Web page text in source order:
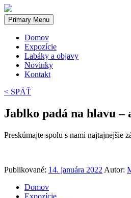
Primary Menu
Domov
Expozície
Labáky a objavy
Novinky
Kontakt
< SPÄŤ
Jablko padá na hlavu –
Preskúmajte spolu s nami najtajnejšie
Publikované: 14. januára 2022 Autor:
Domov
Expozície